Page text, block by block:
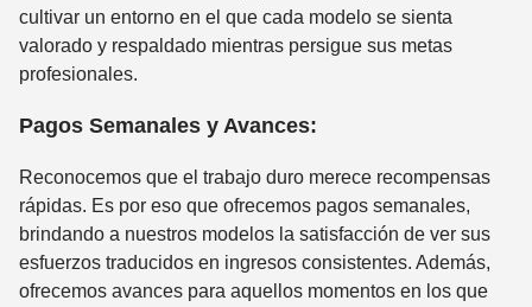
cultivar un entorno en el que cada modelo se sienta
valorado y respaldado mientras persigue sus metas
profesionales.
Pagos Semanales y Avances:
Reconocemos que el trabajo duro merece recompensas
rápidas. Es por eso que ofrecemos pagos semanales,
brindando a nuestros modelos la satisfacción de ver sus
esfuerzos traducidos en ingresos consistentes. Además,
ofrecemos avances para aquellos momentos en los que